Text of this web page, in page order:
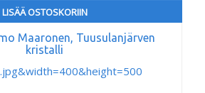
LISÄÄ OSTOSKORIIN
Maaronen, Tuusulanjärven
kristalli